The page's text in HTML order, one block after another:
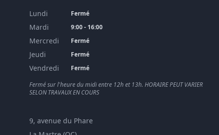
Lundi Fermé
Mardi 9:00 - 16:00
Mercredi Fermé
Jeudi Fermé
Vendredi
Fermé
Fermé sur l'heure du midi entre 12h et 13h. HORAIRE PEUT VARIER
SELON TRAVAUX EN COURS
9, avenue du Phare